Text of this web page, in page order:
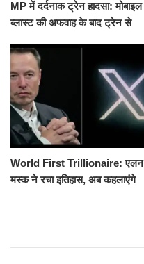
MP में दर्दनाक ट्रेन हादसा: मोबाइल
ब्लास्ट की अफवाह के बाद ट्रेन से
रौंदा, 4 की मौत
World First Trillionaire: एलन
मस्क ने रचा इतिहास, अब कहलाएंगे